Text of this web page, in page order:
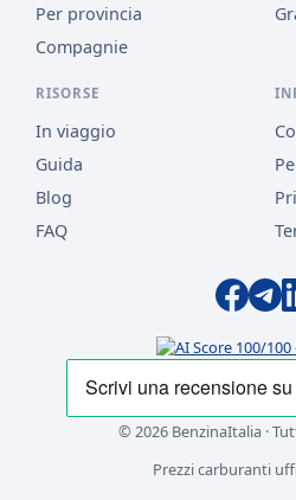
Per provincia
Compagnie
RISORSE
In viaggio
Guida
Blog
FAQ
© 2026 BenzinaItalia ·
Prezzi carburanti